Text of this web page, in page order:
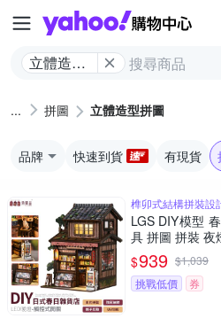
立體造型
拼圖 立體造型拼圖
品牌 快速到貨 有現貨
榫卯式結構拼裝設
LGS DIY模型
具 拼圖 拼裝 夜
$939 $1,039
挑戰低價
券